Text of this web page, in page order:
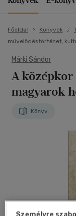
Főoldal Könyvek
művelődéstörténet,
Márki Sándor
A
magyarok
Könyv
Személyre